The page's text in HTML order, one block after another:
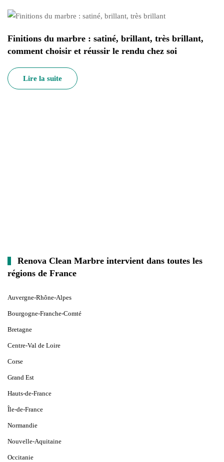
Finitions du marbre : satiné, brillant, très brillant,
comment choisir et réussir le rendu chez soi
Lire la suite
Renova Clean Marbre intervient dans toutes les
régions de France
Auvergne-Rhône-Alpes
Bourgogne-Franche-Comté
Bretagne
Centre-Val de Loire
Corse
Grand Est
Hauts-de-France
Île-de-France
Normandie
Nouvelle-Aquitaine
Occitanie